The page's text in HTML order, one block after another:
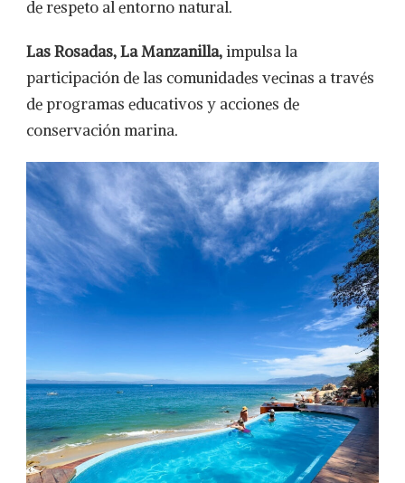
de respeto al entorno natural.
Las Rosadas, La Manzanilla,impulsa la
participación de las comunidades vecinas a través
de programas educativos y acciones de
conservación marina.